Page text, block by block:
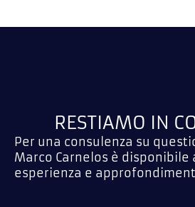
RESTIAMO IN
Per una consulenza su
Marco Carnelos è disponibile
esperienza e